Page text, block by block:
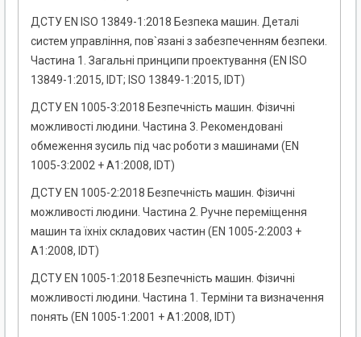
ДСТУ EN ISO 13849-1:2018 Безпека машин. Деталі
систем управління, пов`язані з забезпеченням безпеки.
Частина 1. Загальні принципи проектування (EN ISO
13849-1:2015, IDT; ISO 13849-1:2015, IDT)
ДСТУ EN 1005-3:2018 Безпечність машин. Фізичні
можливості людини. Частина 3. Рекомендовані
обмеження зусиль під час роботи з машинами (EN
1005-3:2002 + А1:2008, IDT)
ДСТУ EN 1005-2:2018 Безпечність машин. Фізичні
можливості людини. Частина 2. Ручне переміщення
машин та їхніх складових частин (EN 1005-2:2003 +
А1:2008, IDT)
ДСТУ EN 1005-1:2018 Безпечність машин. Фізичні
можливості людини. Частина 1. Терміни та визначення
понять (EN 1005-1:2001 + А1:2008, IDT)